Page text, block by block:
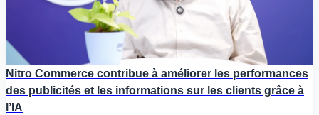
Nitro Commerce contribue à améliorer les performances
des publicités et les informations sur les clients grâce à
l’IA